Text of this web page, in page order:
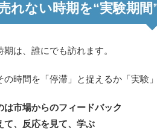
れない時期を“実験期
は、誰にでも訪れます。
の時間を「停滞」と捉えるか「実験
は市場からのフィードバック
て、反応を見て、学ぶ